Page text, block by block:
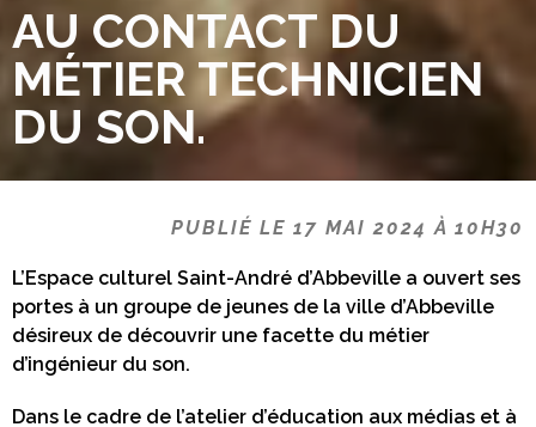
AU CONTACT DU
MÉTIER TECHNICIEN
DU SON.
PUBLIÉ LE 17 MAI 2024 À 10H30
L’Espace culturel Saint-André d’Abbeville a ouvert ses
portes à un groupe de jeunes de la ville d’Abbeville
désireux de découvrir une facette du métier
d’ingénieur du son.
Dans le cadre de l’atelier d’éducation aux médias et à